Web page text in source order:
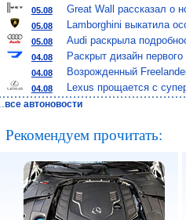
05.08 Great Wall рассказал о
05.08 Lamborghini выкатила
05.08 Audi раскрыла
04.08 Раскрыт дизайн
04.08 Возрожденный
04.08
Lexus прощается с
..все автоновости
Рекомендуем прочитать: